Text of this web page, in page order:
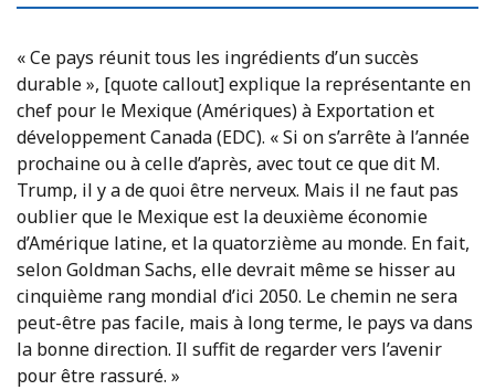
« Ce pays réunit tous les ingrédients d’un succès
durable », [quote callout] explique la représentante en
chef pour le Mexique (Amériques) à Exportation et
développement Canada (EDC). « Si on s’arrête à l’année
prochaine ou à celle d’après, avec tout ce que dit M.
Trump, il y a de quoi être nerveux. Mais il ne faut pas
oublier que le Mexique est la deuxième économie
d’Amérique latine, et la quatorzième au monde. En fait,
selon Goldman Sachs, elle devrait même se hisser au
cinquième rang mondial d’ici 2050. Le chemin ne sera
peut-être pas facile, mais à long terme, le pays va dans
la bonne direction. Il suffit de regarder vers l’avenir
pour être rassuré. »